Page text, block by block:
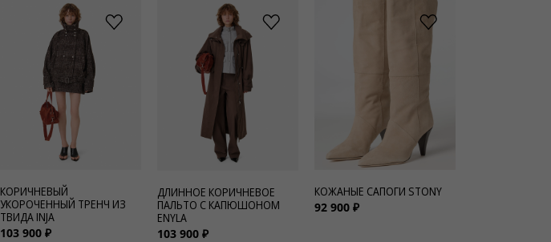
КОРИЧНЕВЫЙ
УКОРОЧЕННЫЙ ТРЕНЧ ИЗ
ТВИДА INJA
103 900 ₽
ДЛИННОЕ КОРИЧНЕВОЕ
ПАЛЬТО С КАПЮШОНОМ
ENYLA
103 900 ₽
КОЖАНЫЕ САПОГИ STONY
92 900 ₽